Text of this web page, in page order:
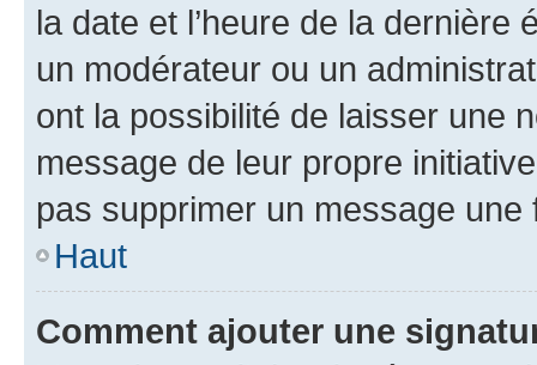
la date et l’heure de la dernière
un modérateur ou un
ont la possibilité de laisser une
message de leur propre
pas supprimer un message une
Haut
Comment ajouter une